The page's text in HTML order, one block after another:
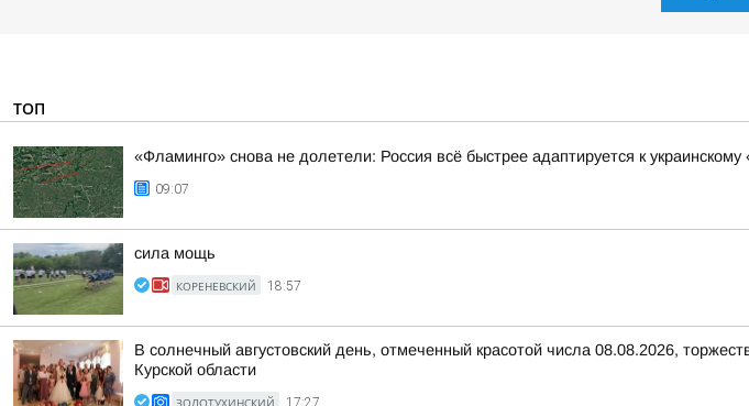
ТОП
«Фламинго» снова не долетели: Россия всё быстрее адаптируется к
09:07
сила мощь
КОРЕНЕВСКИЙ 18:57
В солнечный августовский день, отмеченный красотой числа 08.08.2026,
Курской области
ЗОЛОТУХИНСКИЙ 17:27